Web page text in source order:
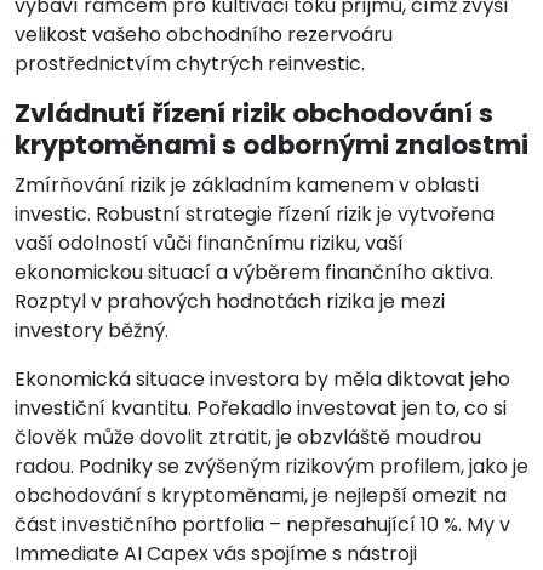
vybaví rámcem pro kultivaci toku příjmů, čímž zvýší
velikost vašeho obchodního rezervoáru
prostřednictvím chytrých reinvestic.
Zvládnutí řízení rizik obchodování s
kryptoměnami s odbornými znalostmi
Zmírňování rizik je základním kamenem v oblasti
investic. Robustní strategie řízení rizik je vytvořena
vaší odolností vůči finančnímu riziku, vaší
ekonomickou situací a výběrem finančního aktiva.
Rozptyl v prahových hodnotách rizika je mezi
investory běžný.
Ekonomická situace investora by měla diktovat jeho
investiční kvantitu. Pořekadlo investovat jen to, co si
člověk může dovolit ztratit, je obzvláště moudrou
radou. Podniky se zvýšeným rizikovým profilem, jako je
obchodování s kryptoměnami, je nejlepší omezit na
část investičního portfolia – nepřesahující 10 %. My v
Immediate AI Capex vás spojíme s nástroji